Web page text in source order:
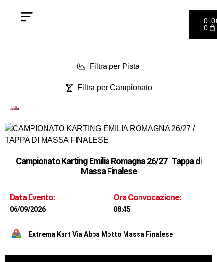
0
Filtra per Pista
Filtra per Campionato
Campionato Karting Emilia Romagna 26/27 | Tappa di
Massa Finalese
Data Evento:
06/09/2026
Ora Convocazione:
08:45
Extrema Kart Via Abba Motto Massa Finalese